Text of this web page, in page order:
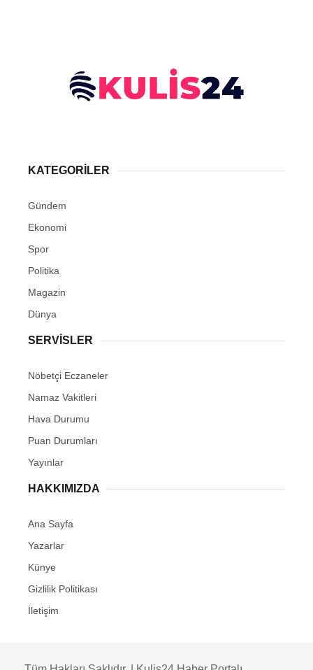
KATEGORİLER
Gündem
Ekonomi
Spor
Politika
Magazin
Dünya
SERVİSLER
Nöbetçi Eczaneler
Namaz Vakitleri
Hava Durumu
Puan Durumları
Yayınlar
HAKKIMIZDA
Ana Sayfa
Yazarlar
Künye
Gizlilik Politikası
İletişim